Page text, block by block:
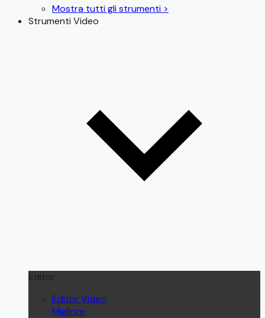
Mostra tutti gli strumenti >
Strumenti Video
Editor
Editor Video
Migliore